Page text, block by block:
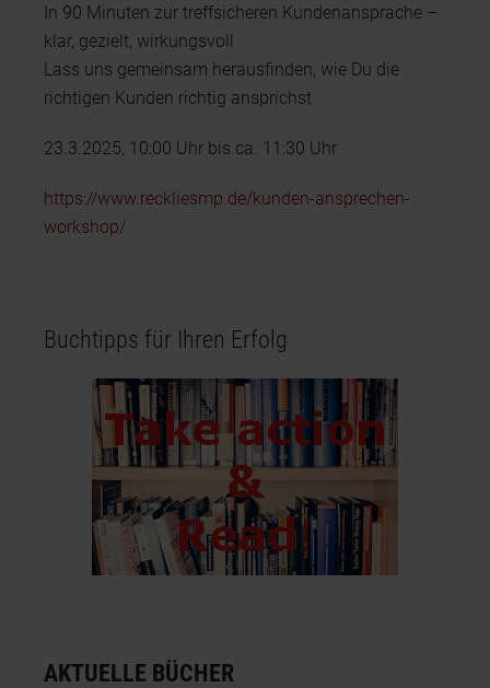
In 90 Minuten zur treffsicheren Kundenansprache –
klar, gezielt, wirkungsvoll
Lass uns gemeinsam herausfinden, wie Du die
richtigen Kunden richtig ansprichst
23.3.2025, 10:00 Uhr bis ca. 11:30 Uhr
https://www.reckliesmp.de/kunden-ansprechen-
workshop/
Buchtipps für Ihren Erfolg
AKTUELLE BÜCHER